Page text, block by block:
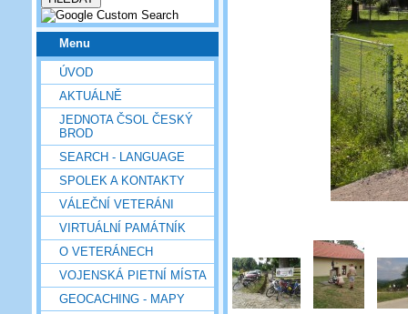
Menu
ÚVOD
AKTUÁLNĚ
JEDNOTA ČSOL ČESKÝ
BROD
SEARCH - LANGUAGE
SPOLEK A KONTAKTY
VÁLEČNÍ VETERÁNI
VIRTUÁLNÍ PAMÁTNÍK
O VETERÁNECH
VOJENSKÁ PIETNÍ MÍSTA
GEOCACHING - MAPY